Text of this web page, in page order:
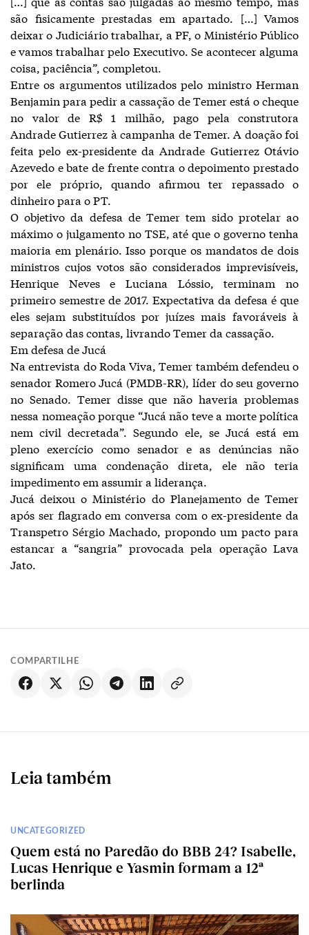
são fisicamente prestadas em apartado. […] Vamos
deixar o Judiciário trabalhar, a PF, o Ministério Público
e vamos trabalhar pelo Executivo. Se acontecer alguma
coisa, paciência”, completou.
Entre os argumentos utilizados pelo ministro Herman
Benjamin para pedir a cassação de Temer está o cheque
no valor de R$ 1 milhão, pago pela construtora
Andrade Gutierrez à campanha de Temer. A doação foi
feita pelo ex-presidente da Andrade Gutierrez Otávio
Azevedo e bate de frente contra o depoimento prestado
por ele próprio, quando afirmou ter repassado o
dinheiro para o PT.
O objetivo da defesa de Temer tem sido protelar ao
máximo o julgamento no TSE, até que o governo tenha
maioria em plenário. Isso porque os mandatos de dois
ministros cujos votos são considerados imprevisíveis,
Henrique Neves e Luciana Lóssio, terminam no
primeiro semestre de 2017. Expectativa da defesa é que
eles sejam substituídos por juízes mais favoráveis à
separação das contas, livrando Temer da cassação.
Em defesa de Jucá
Na entrevista do Roda Viva, Temer também defendeu o
senador Romero Jucá (PMDB-RR), líder do seu governo
no Senado. Temer disse que não haveria problemas
nessa nomeação porque “Jucá não teve a morte política
nem civil decretada”. Segundo ele, se Jucá está em
pleno exercício como senador e as denúncias não
significam uma condenação direta, ele não teria
impedimento em assumir a liderança.
Jucá deixou o Ministério do Planejamento de Temer
após ser flagrado em conversa com o ex-presidente da
Transpetro Sérgio Machado, propondo um pacto para
estancar a “sangria” provocada pela operação Lava
Jato.
COMPARTILHE
Leia também
UNCATEGORIZED
Quem está no Paredão do BBB 24? Isabelle,
Lucas Henrique e Yasmin formam a 12ª
berlinda